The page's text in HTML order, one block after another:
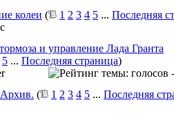
колеи ( 1 2 3 4 5 ... Последняя
и управление Лада Гранта
5 ... Последняя страница)
( 1 2 3 4 5 ... Последняя